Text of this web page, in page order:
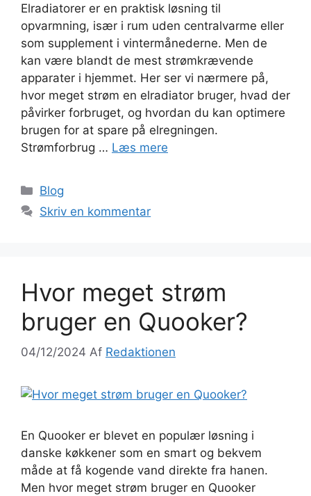
Elradiatorer er en praktisk løsning til
opvarmning, især i rum uden centralvarme eller
som supplement i vintermånederne. Men de
kan være blandt de mest strømkrævende
apparater i hjemmet. Her ser vi nærmere på,
hvor meget strøm en elradiator bruger, hvad der
påvirker forbruget, og hvordan du kan optimere
brugen for at spare på elregningen.
Strømforbrug … Læs mere
Blog
Skriv en kommentar
Hvor meget strøm
bruger en Quooker?
04/12/2024 Af Redaktionen
En Quooker er blevet en populær løsning i
danske køkkener som en smart og bekvem
måde at få kogende vand direkte fra hanen.
Men hvor meget strøm bruger en Quooker